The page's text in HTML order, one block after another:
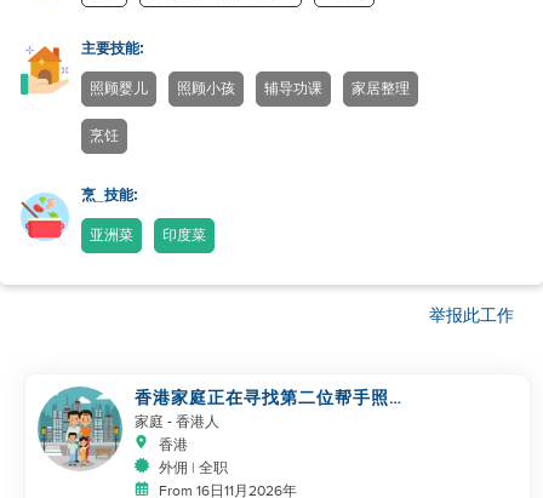
主要技能:
照顾婴儿 照顾小孩 辅导功课 家居整理
烹饪
烹_技能:
亚洲菜 印度菜
举报此工作
香港家庭正在寻找第二位帮手照顾
幼儿
家庭 - 香港人
香港
外佣 | 全职
From 16日11月2026年